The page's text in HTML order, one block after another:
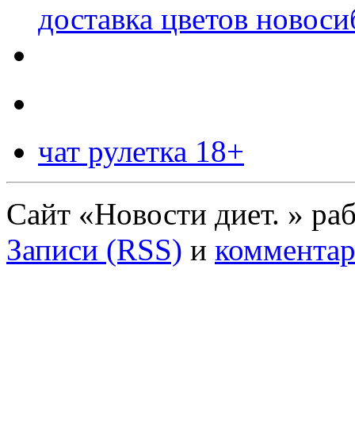
доставка цветов
чат рулетка 18+
Сайт «Новости диет. »
Записи (RSS) и